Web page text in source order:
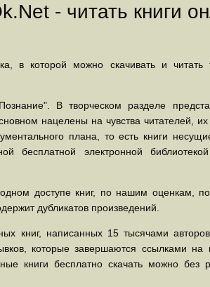
- читать книги
в которой можно скачивать и
В творческом разделе
нацелены на чувства читателей,
плана, то есть книги
бесплатной электронной
доступе книг, по нашим оценкам,
дубликатов произведений.
книг, написанных 15 тысячами
которые завершаются ссылками на
книги бесплатно скачать можно без